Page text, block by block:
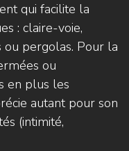
qui facilite la
: claire-voie,
ou pergolas. Pour la
ou
en plus les
autant pour son
(intimité,